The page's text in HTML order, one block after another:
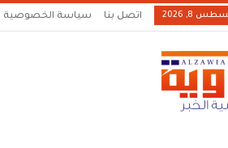
8, 2026 اتصل بنا سياسة الخصوصية